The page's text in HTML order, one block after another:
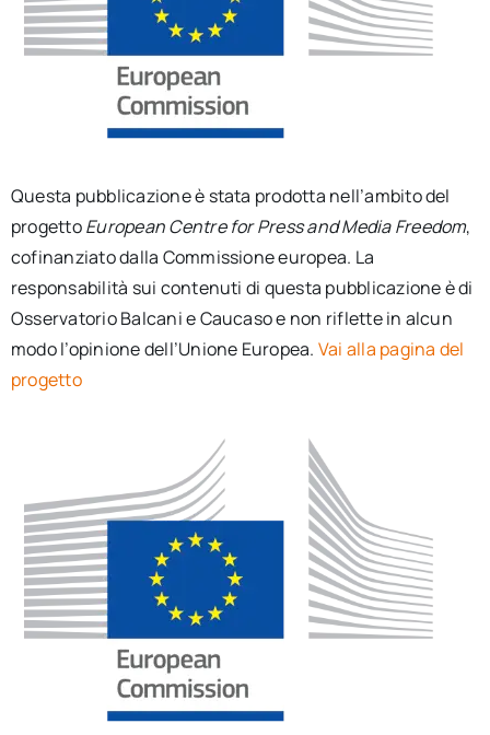
Questa pubblicazione è stata prodotta nell’ambito del
progettoEuropean Centre for Press and Media Freedom,
cofinanziato dalla Commissione europea. La
responsabilità sui contenuti di questa pubblicazione è di
Osservatorio Balcani e Caucaso e non riflette in alcun
modo l’opinione dell’Unione Europea. Vai alla pagina del
progetto